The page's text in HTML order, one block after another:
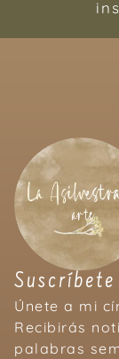
Suscríbete
Únete a mi
Recibirás
palabras